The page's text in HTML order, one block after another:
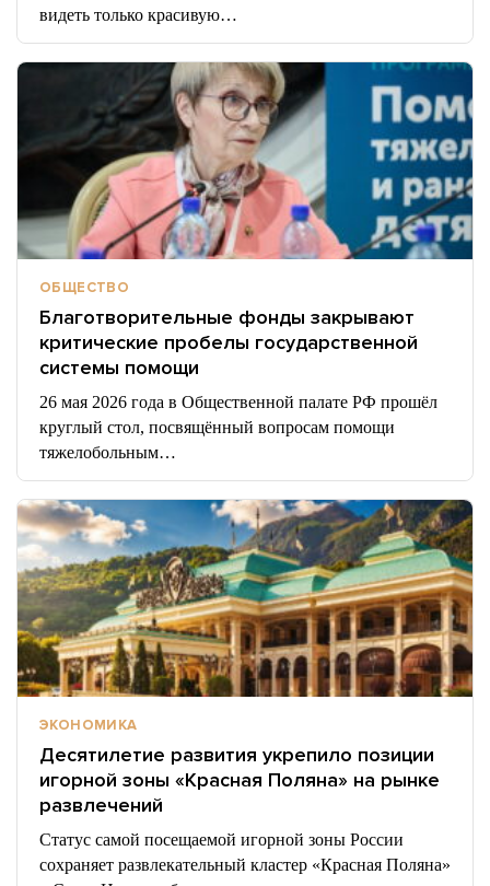
видеть только красивую…
ОБЩЕСТВО
Благотворительные фонды закрывают
критические пробелы государственной
системы помощи
26 мая 2026 года в Общественной палате РФ прошёл
круглый стол, посвящённый вопросам помощи
тяжелобольным…
ЭКОНОМИКА
Десятилетие развития укрепило позиции
игорной зоны «Красная Поляна» на рынке
развлечений
Статус самой посещаемой игорной зоны России
сохраняет развлекательный кластер «Красная Поляна»